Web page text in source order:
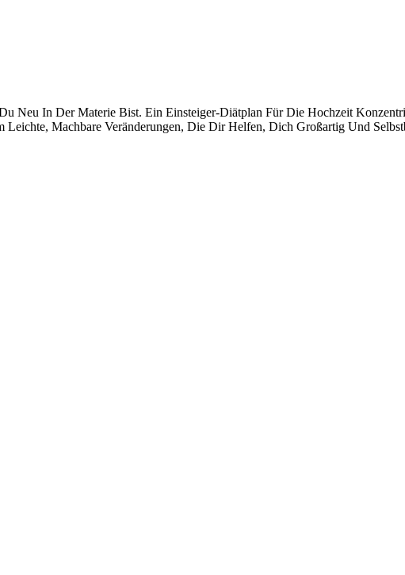
Neu In Der Materie Bist. Ein Einsteiger-Diätplan Für Die Hochzeit
Machbare Veränderungen, Die Dir Helfen, Dich Großartig Und